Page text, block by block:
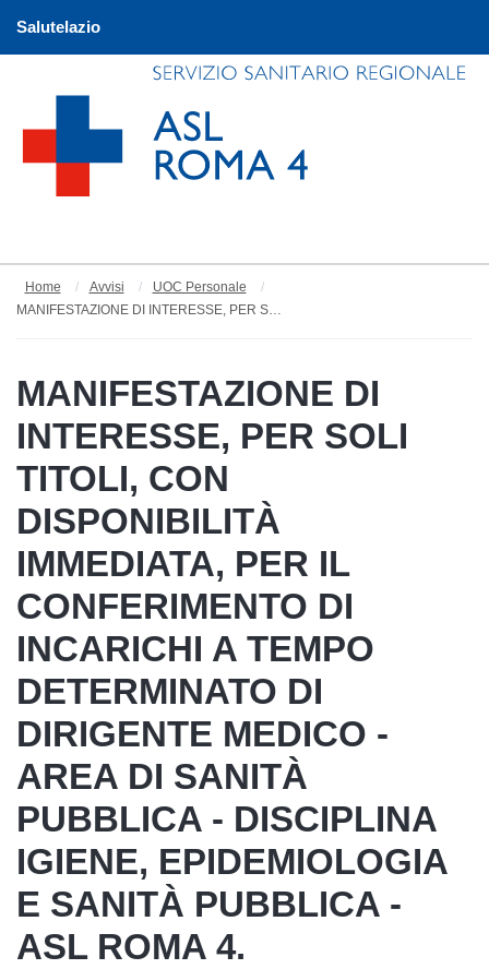
Salutelazio
Home Avvisi
UOC Personale
MANIFESTAZIONE DI INTERESSE, PER SOLI TITOLI, CON DISPONIBILITÀ IMMEDIATA, PER IL CONFERIMENTO DI INCARICHI A TEMPO DETERMINATO DI DIRIGENTE MEDICO - AREA DI SANITÀ PUBBLICA - DISCIPLINA IGIENE, EPIDEMIOLOGIA E SANITÀ PUBBLICA - ASL ROMA 4
MANIFESTAZIONE DI
INTERESSE, PER SOLI
TITOLI, CON
DISPONIBILITÀ
IMMEDIATA, PER IL
CONFERIMENTO DI
INCARICHI A TEMPO
DETERMINATO DI
DIRIGENTE MEDICO -
AREA DI SANITÀ
PUBBLICA - DISCIPLINA
IGIENE, EPIDEMIOLOGIA
E SANITÀ PUBBLICA -
ASL ROMA 4.